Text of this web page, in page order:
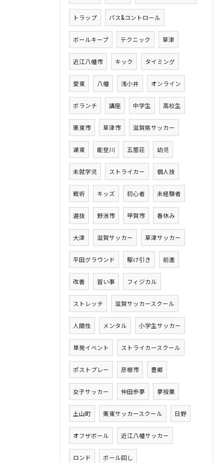
トラップ パス&コントロール
ボールキープ テクニック 草津
近江八幡市 キック タイミング
愛東 八幡 浅小井 オンライン
ボランチ 講座 中学生 高校生
栗東市 草津市 滋賀県サッカー
湖東 能登川 五箇荘 幼児
未就学児 ストライカー 個人技
戦術 キッズ 初心者 未経験者
選抜 野洲市 甲賀市 春休み
大津 滋賀サッカー 草津サッカー
平田グラウンド 駆け引き 前進
改善 習い事 フィジカル
ストレッチ 滋賀サッカースクール
人間性 メンタル 小学生サッカー
単発イベント ストライカースクール
ポストプレー 彦根市 豊郷
女子サッカー 仲田歩夢 夢授業
土山町 栗東サッカースクール 日野
オフザボール 近江八幡サッカー
ロンド ボール回し